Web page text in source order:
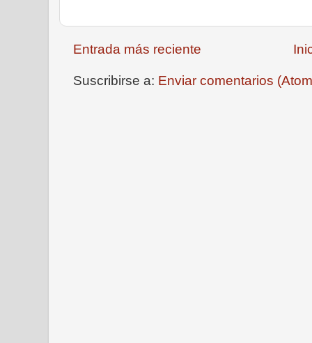
Entrada más reciente
Suscribirse a: Enviar comentarios